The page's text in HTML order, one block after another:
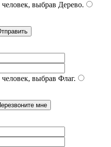
выбрав Дерево.
выбрав Флаг.